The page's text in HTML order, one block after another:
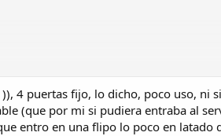
4 puertas fijo, lo dicho, poco uso, ni
(que por mi si pudiera entraba al
entro en una flipo lo poco en latado